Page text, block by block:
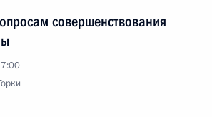
совершенствования